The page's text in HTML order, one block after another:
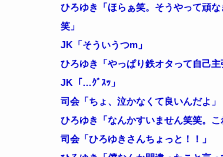
ひろゆき「ほらぁ笑。そうやって頑
笑」
JK「そういうつm」
ひろゆき「やっぱり鉄オタって自己
JK「…ｸﾞｽｯ」
司会「ちょ、泣かなくて良いんだよ」
ひろゆき「なんかすいません笑笑。
司会「ひろゆきさんちょっと！！」